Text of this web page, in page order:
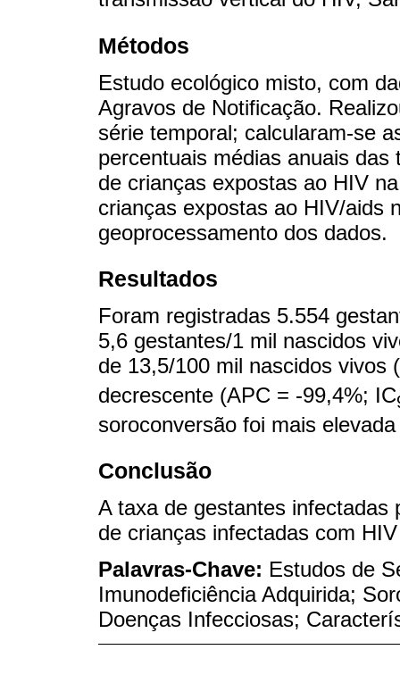
Métodos
Estudo ecológico misto, com
Agravos de Notificação.
série temporal; calcularam-se
percentuais médias anuais
de crianças expostas ao HIV
crianças expostas ao HIV/aids
geoprocessamento dos dados.
Resultados
Foram registradas 5.554
5,6 gestantes/1 mil nascidos
de 13,5/100 mil nascidos vivos
decrescente (APC = -99,4%; IC
soroconversão foi mais
Conclusão
A taxa de gestantes infectadas
de crianças infectadas com
Palavras-Chave: Estudos de
Imunodeficiência Adquirida;
Doenças Infecciosas;